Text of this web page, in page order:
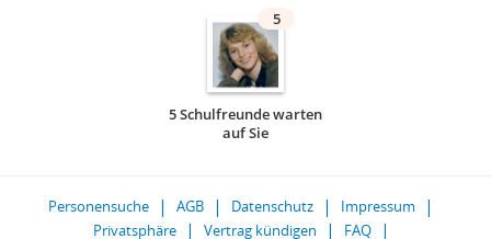
5
5 Schulfreunde warten
auf Sie
Personensuche AGB Datenschutz
Impressum
Privatsphäre
Vertrag kündigen FAQ